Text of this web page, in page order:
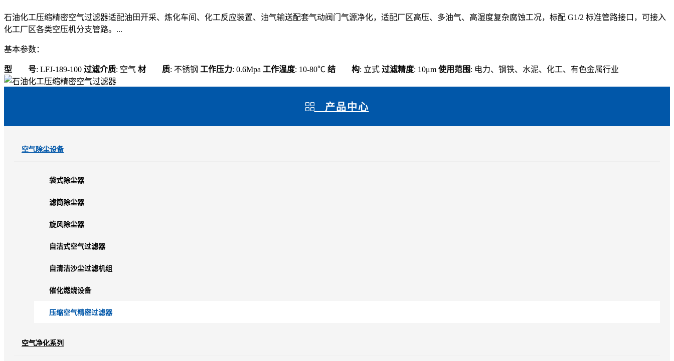
石油化工压缩精密空气过滤器适配油田开采、炼化车间、化工反应装置、油气输送配套气动阀门气源净化，适配厂区高压、多油气、高湿度复杂腐蚀工况，标配 G1/2 标准管路接口，可接入
化工厂区各类空压机分支管路。...
基本参数：
型 号: LFJ-189-100 过滤介质: 空气 材 质: 不锈钢 工作压力: 0.6Mpa 工作温度: 10-80℃ 结 构: 立式 过滤精度: 10μm 使用范围: 电力、钢铁、水泥、化工、有色金属行业
产品中心
空气除尘设备
袋式除尘器
滤筒除尘器
旋风除尘器
自洁式空气过滤器
自清洁沙尘过滤机组
催化燃烧设备
压缩空气精密过滤器
空气净化系列